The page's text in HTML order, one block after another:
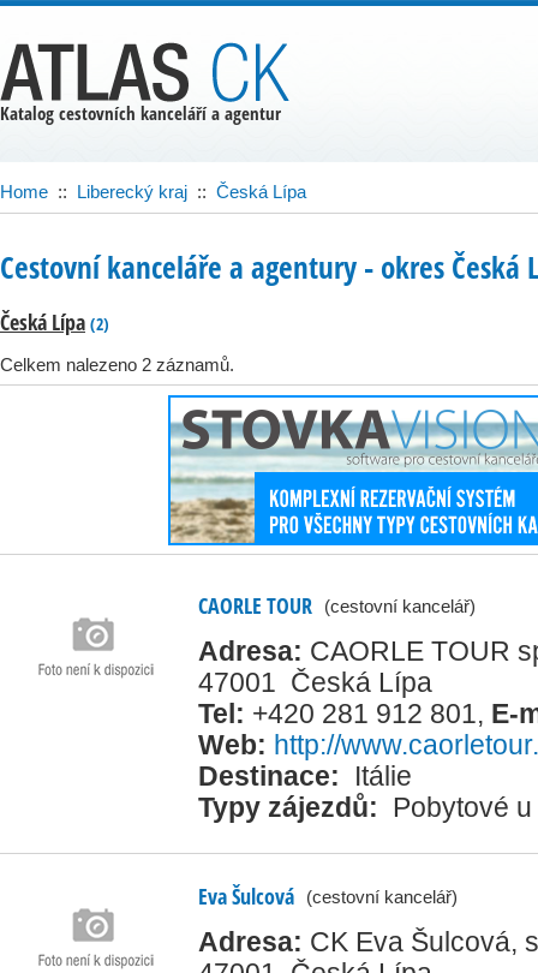
Home :: Liberecký kraj :: Česká Lípa
Cestovní kanceláře a agentury ‐ okres Česká
Česká Lípa (2)
Celkem nalezeno 2 záznamů.
CAORLE TOUR (cestovní kancelář)
Adresa: CAORLE TOUR
47001 Česká Lípa
Tel: +420 281 912 801, E-
Web: http://
Destinace:
Itálie
Typy zájezdů:
Pobytové
Eva Šulcová (cestovní kancelář)
Adresa: CK Eva Šulcová,
Katalog cestovních kanceláří a agentur